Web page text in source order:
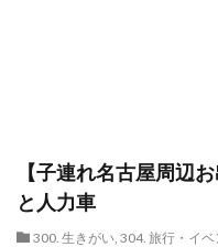
【子連れ名古屋周辺
と人力車
300. 生きがい, 304. 旅行・イベ